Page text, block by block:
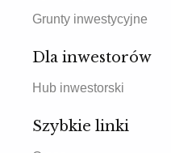
Grunty inwestycyjne
Dla inwestorów
Hub inwestorski
Szybkie linki